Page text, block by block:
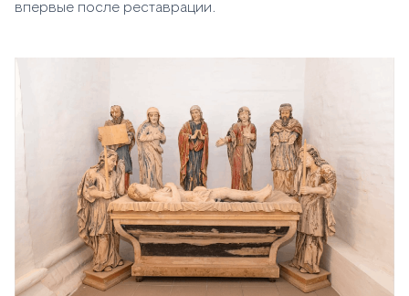
впервые после реставрации.